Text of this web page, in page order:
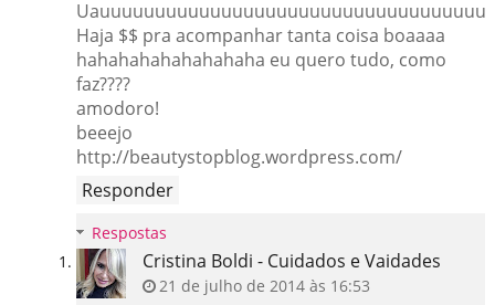
Haja $$ pra acompanhar tanta coisa boaaaa
hahahahahahahahaha eu quero tudo, como
faz????
amodoro!
beeejo
http://beautystopblog.wordpress.com/
Responder
Respostas
Cristina Boldi - Cuidados e Vaidades
21 de julho de 2014 às 16:53